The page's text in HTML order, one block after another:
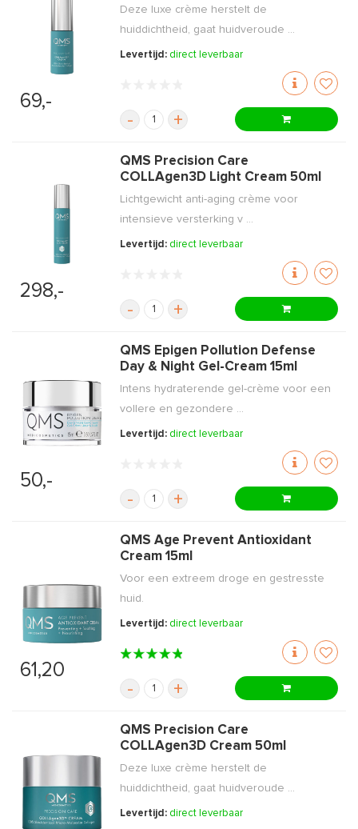
69,-
Deze luxe crème herstelt de
huiddichtheid, gaat huidveroude ...
Levertijd: direct leverbaar
- +
298,-
QMS Precision Care
COLLAgen3D Light Cream 50ml
Lichtgewicht anti-aging crème voor
intensieve versterking v ...
Levertijd: direct leverbaar
- +
50,-
QMS Epigen Pollution Defense
Day & Night Gel-Cream 15ml
Intens hydraterende gel-crème voor een
vollere en gezondere ...
Levertijd: direct leverbaar
- +
61,20
QMS Age Prevent Antioxidant
Cream 15ml
Voor een extreem droge en gestresste
huid.
Levertijd: direct leverbaar
- +
QMS Precision Care
COLLAgen3D Cream 50ml
Deze luxe crème herstelt de
huiddichtheid, gaat huidveroude ...
Levertijd: direct leverbaar